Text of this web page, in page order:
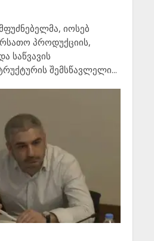
იოსებ
პროდუქციის,
საწვავის
შემსწავლელი...